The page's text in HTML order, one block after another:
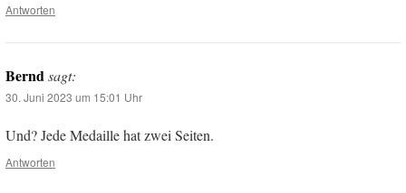
Antworten
Berndsagt:
30. Juni 2023 um 15:01 Uhr
Und? Jede Medaille hat zwei Seiten.
Antworten